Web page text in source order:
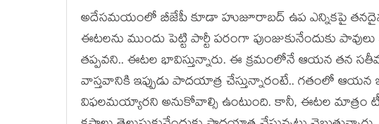
అదేస‌మ‌యంలో బీజేపీ కూడా హుజూరాబ‌ద్ ఉప ఎన్నిక‌పై త‌న‌దైన
ఈట‌ల‌ను ముందు పెట్టి పార్టీ పరంగా పుంజుకునేందుకు
త‌ప్ప‌వ‌ని.. ఈట‌ల భావిస్తున్నారు. ఈ క్ర‌మంలోనే ఆయ‌న త‌న
వాస్తవానికి ఇప్పుడు పాద‌యాత్ర చేస్తున్నారంటే.. గ‌తంలో ఆయ‌న
విఫ‌ల‌మ‌య్యార‌ని అనుకోవాల్సి ఉంటుంది. కానీ, ఈట‌ల మాత్రం టీఆర్